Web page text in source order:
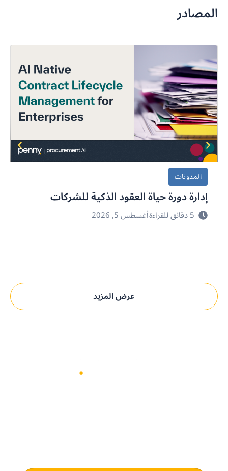
المصادر
المدونات
إدارة دورة حياة العقود الذكية للشركات
5 دقائق للقراءة أغسطس 5, 2026
عرض المزيد